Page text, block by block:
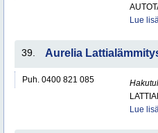
Lue
39. Aurelia
Puh. 0400 821 085
Lue